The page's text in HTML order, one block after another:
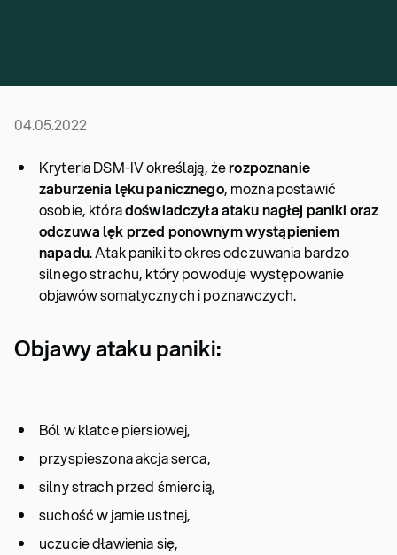
04.05.2022
Kryteria DSM-IV określają, żerozpoznanie
zaburzenia lęku panicznego, można postawić
osobie, któradoświadczyła ataku nagłej paniki oraz
odczuwa lęk przed ponownym wystąpieniem
napadu. Atak paniki to okres odczuwania bardzo
silnego strachu, który powoduje występowanie
objawów somatycznych i poznawczych.
Objawy ataku paniki:
Ból w klatce piersiowej,
przyspieszona akcja serca,
silny strach przed śmiercią,
suchość w jamie ustnej,
uczucie dławienia się,